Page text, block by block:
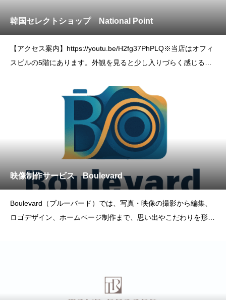
韓国セレクトショップ National Point
【アクセス案内】https://youtu.be/H2fg37PhPLQ※当店はオフィ
スビルの5階にあります。外観を見ると少し入りづらく感じるか
す。エレベーターで5階までお越しください。初めてのお客様も
映像制作サービス Boulevard
Boulevard（ブルーバード）では、写真・映像の撮影から編集、
ロゴデザイン、ホームページ制作まで、思い出やこだわりを形に